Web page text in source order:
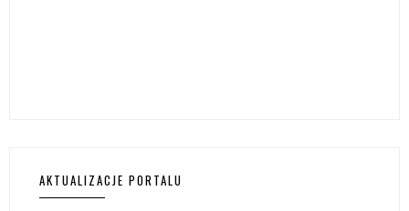
AKTUALIZACJE PORTALU